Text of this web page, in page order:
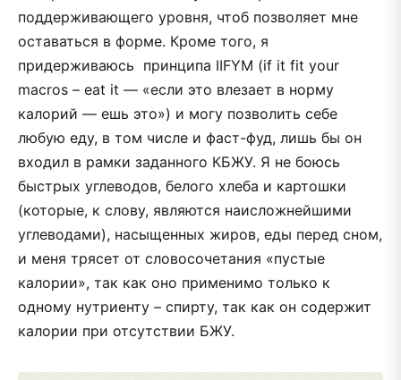
поддерживающего уровня, чтоб позволяет мне
оставаться в форме. Кроме того, я
придерживаюсь принципа IIFYM (if it fit your
macros – eat it — «если это влезает в норму
калорий — ешь это») и могу позволить себе
любую еду, в том числе и фаст-фуд, лишь бы он
входил в рамки заданного КБЖУ. Я не боюсь
быстрых углеводов, белого хлеба и картошки
(которые, к слову, являются наисложнейшими
углеводами), насыщенных жиров, еды перед сном,
и меня трясет от словосочетания «пустые
калории», так как оно применимо только к
одному нутриенту – спирту, так как он содержит
калории при отсутствии БЖУ.